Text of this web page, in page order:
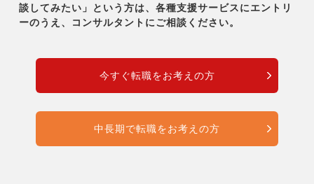
談してみたい」という方は、各種支援サービスにエントリ
ーのうえ、コンサルタントにご相談ください。
今すぐ転職をお考えの方
中長期で転職をお考えの方